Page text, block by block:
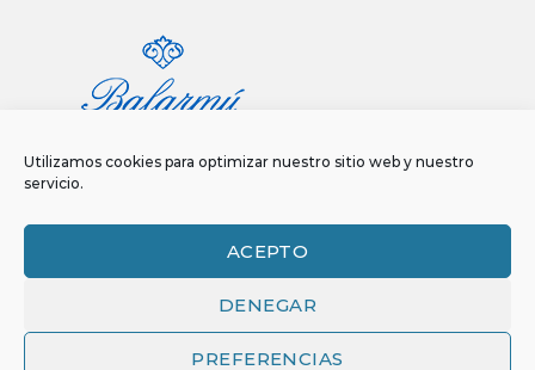
Utilizamos cookies para optimizar nuestro sitio web y nuestro
servicio.
ACEPTO
DENEGAR
PREFERENCIAS
Política de privacidad